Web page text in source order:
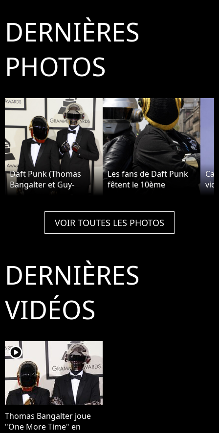
DERNIÈRES
PHOTOS
Daft Punk (Thomas
Bangalter et Guy-
Manuel de Homem-
Grammy Awards a Los
Les fans de Daft Punk
fêtent le 10ème
11 mai 2023.
VOIR TOUTES LES PHOTOS
DERNIÈRES
VIDÉOS
player2
Thomas Bangalter joue
"One More Time" en